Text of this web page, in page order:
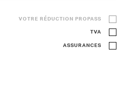
VOTRE RÉDUCTION PROPASS
TVA
ASSURANCES